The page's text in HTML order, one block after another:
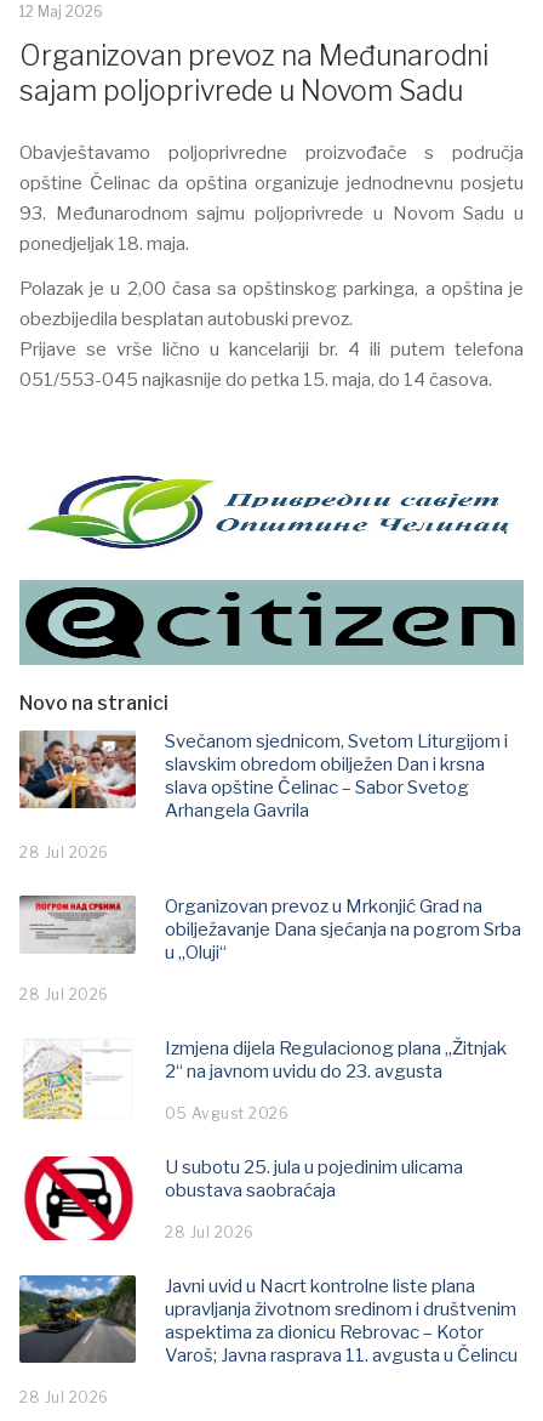
12 Maj 2026
Organizovan prevoz na Međunarodni
sajam poljoprivrede u Novom Sadu
Obavještavamo poljoprivredne proizvođače s područja
opštine Čelinac da opština organizuje jednodnevnu posjetu
93. Međunarodnom sajmu poljoprivrede u Novom Sadu u
ponedjeljak 18. maja.
Polazak je u 2,00 časa sa opštinskog parkinga, a opština je
obezbijedila besplatan autobuski prevoz.
Prijave se vrše lično u kancelariji br. 4 ili putem telefona
051/553-045 najkasnije do petka 15. maja, do 14 časova.
Novo na stranici
Svečanom sjednicom, Svetom Liturgijom i
slavskim obredom obilježen Dan i krsna
slava opštine Čelinac – Sabor Svetog
Arhangela Gavrila
28 Jul 2026
Organizovan prevoz u Mrkonjić Grad na
obilježavanje Dana sjećanja na pogrom Srba
u „Oluji“
28 Jul 2026
Izmjena dijela Regulacionog plana „Žitnjak
2“ na javnom uvidu do 23. avgusta
05 Avgust 2026
U subotu 25. jula u pojedinim ulicama
obustava saobraćaja
28 Jul 2026
Javni uvid u Nacrt kontrolne liste plana
upravljanja životnom sredinom i društvenim
aspektima za dionicu Rebrovac – Kotor
Varoš; Јavna rasprava 11. avgusta u Čelincu
28 Jul 2026